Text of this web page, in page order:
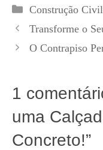
Categorias
Construção Civil
Transforme o
O Contrapiso
1
uma
Concreto!”